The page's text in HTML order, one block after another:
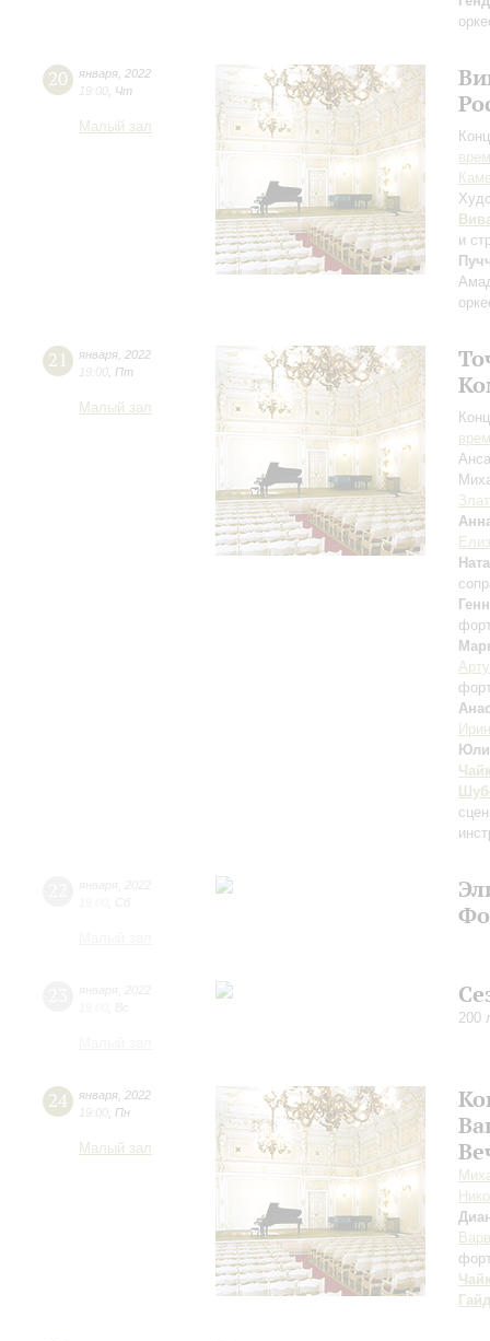
20 января 2022
19:00 Чт
Малый зал
и
21 января 2022
19:00 Пт
Малый зал
200
24 января 2022
19:00 Пн
Малый зал